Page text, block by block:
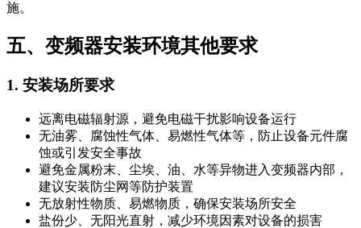
施。
五、变频器安装环境其他要求
1. 安装场所要求
远离电磁辐射源，避免电磁干扰影响设备运行
无油雾、腐蚀性气体、易燃性气体等，防止设备元件腐
蚀或引发安全事故
避免金属粉末、尘埃、油、水等异物进入变频器内部，
建议安装防尘网等防护装置
无放射性物质、易燃物质，确保安装场所安全
盐份少、无阳光直射，减少环境因素对设备的损害